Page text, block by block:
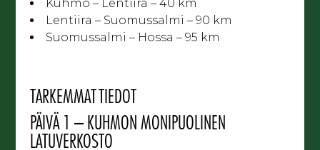
Kuhmo – Lentiira – 40 km
Lentiira – Suomussalmi – 90 km
Suomussalmi – Hossa – 95 km
TARKEMMAT TIEDOT
PÄIVÄ 1 – KUHMON MONIPUOLINEN
LATUVERKOSTO